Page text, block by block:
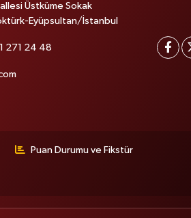
Üstküme Sokak
Eyüpsultan/İstanbul
271 24 48
Puan Durumu ve Fikstür